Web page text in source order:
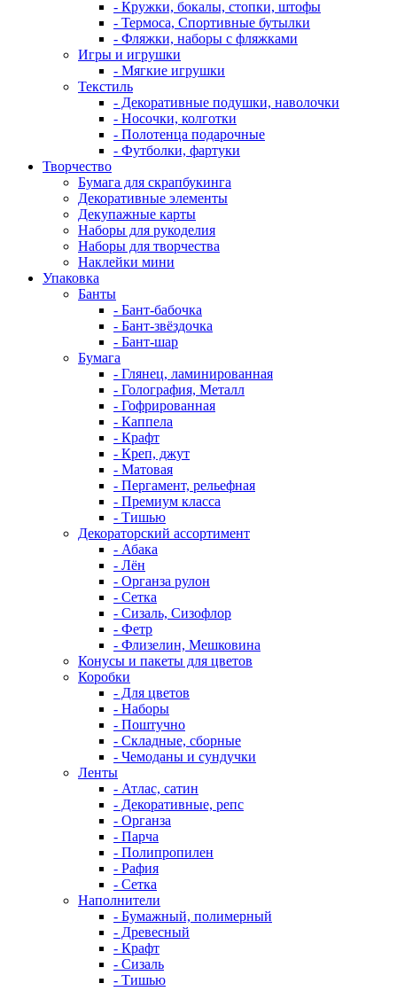
- Кружки, бокалы, стопки, штофы
- Термоса, Спортивные бутылки
- Фляжки, наборы с фляжками
Игры и игрушки
- Мягкие игрушки
Текстиль
- Декоративные подушки, наволочки
- Носочки, колготки
- Полотенца подарочные
- Футболки, фартуки
Творчество
Бумага для скрапбукинга
Декоративные элементы
Декупажные карты
Наборы для рукоделия
Наборы для творчества
Наклейки мини
Упаковка
Банты
- Бант-бабочка
- Бант-звёздочка
- Бант-шар
Бумага
- Глянец, ламинированная
- Голография, Металл
- Гофрированная
- Каппела
- Крафт
- Креп, джут
- Матовая
- Пергамент, рельефная
- Премиум класса
- Тишью
Декораторский ассортимент
- Абака
- Лён
- Органза рулон
- Сетка
- Сизаль, Сизофлор
- Фетр
- Флизелин, Мешковина
Конусы и пакеты для цветов
Коробки
- Для цветов
- Наборы
- Поштучно
- Складные, сборные
- Чемоданы и сундучки
Ленты
- Атлас, сатин
- Декоративные, репс
- Органза
- Парча
- Полипропилен
- Рафия
- Сетка
Наполнители
- Бумажный, полимерный
- Древесный
- Крафт
- Сизаль
- Тишью